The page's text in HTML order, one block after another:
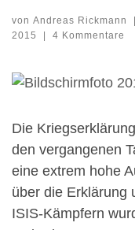
von Andreas Rickmann |
2015
| 4 Kommentare
Die
den vergangenen
eine extrem hohe
über die Erklärung
ISIS-Kämpfern